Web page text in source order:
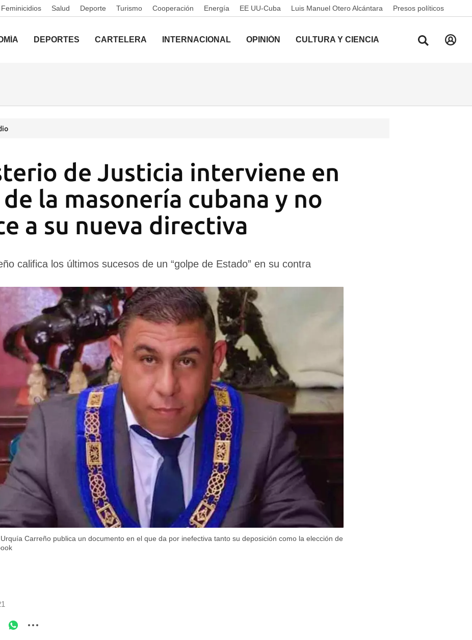
Feminicidios Salud Deporte Turismo Cooperación Energía EE UU-Cuba Luis Manuel Otero Alcántara Presos políticos
DEPORTES CARTELERA INTERNACIONAL OPINIÓN CULTURA Y CIENCIA
de Justicia interviene en
la masonería cubana y no
a su nueva directiva
califica los últimos sucesos de un “golpe de Estado” en su contra
Carreño publica un documento en el que da por inefectiva tanto su deposición como la elección de